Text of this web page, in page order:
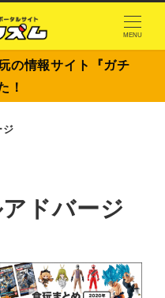
MENU
の情報サイト『ガチ
！
ジ
ドバージ